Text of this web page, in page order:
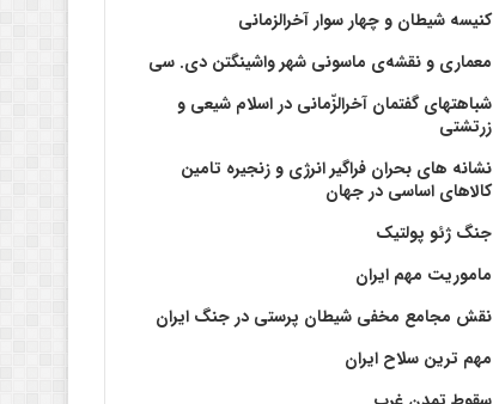
کنیسه شیطان و چهار سوار آخرالزمانی
معماری و نقشه‌ی ماسونی شهر واشينگتن دی. سی
شباهتهای گفتمان آخر‌الزّمانی در اسلام شیعی و
زرتشتی
نشانه های بحران فراگیر انرژی و زنجیره تامین
کالاهای اساسی در جهان
جنگ ژئو پولتیک
ماموریت مهم ایران
نقش مجامع مخفی شیطان پرستی در جنگ ایران
مهم ترین سلاح ایران